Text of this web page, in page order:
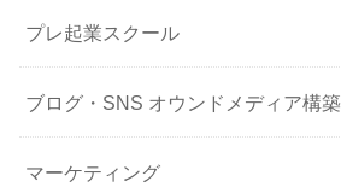
プレ起業スクール
ブログ・SNS オウンドメディア構築
マーケティング